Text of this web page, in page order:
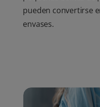
pueden convertirse
envases.